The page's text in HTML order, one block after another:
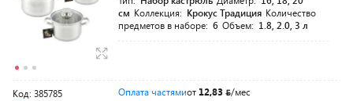
см Коллекция: Крокус Традиция Количество
предметов в наборе: 6 Объем: 1.8, 2.0, 3 л
Код: 385785
Оплата частямиот 12,83
/мес